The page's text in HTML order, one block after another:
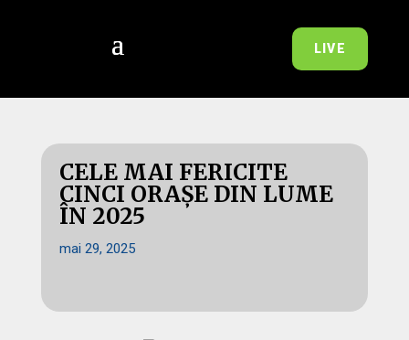
LIVE
CELE MAI FERICITE
CINCI ORAȘE DIN LUME
ÎN 2025
mai 29, 2025